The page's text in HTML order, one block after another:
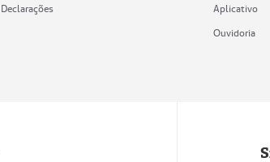
Declarações
Aplicativo
Ouvidoria